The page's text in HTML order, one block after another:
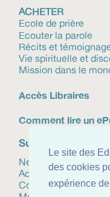
Le site des
des cookies
expérience
ACHETER
Ecole de prière
Ecouter la parole
Récits et
Vie spirituelle et
Mission dans le
Accès Libraires
Comment lire un
Suivez-nous
Newsletter
Actualités
Contact